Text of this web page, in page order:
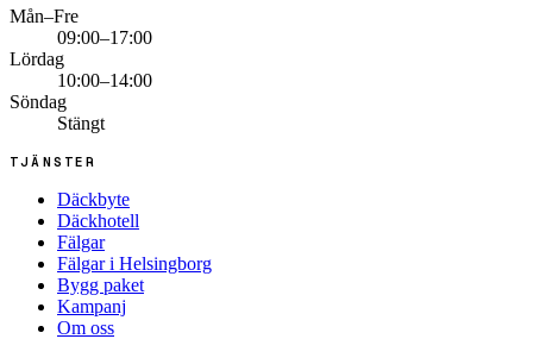
Mån–Fre
09:00–17:00
Lördag
10:00–14:00
Söndag
Stängt
TJÄNSTER
Däckbyte
Däckhotell
Fälgar
Fälgar i Helsingborg
Bygg paket
Kampanj
Om oss